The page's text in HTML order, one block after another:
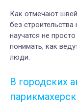
Как отмечают
без
научатся не
понимать, как
люди.
В городских